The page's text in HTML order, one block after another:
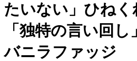
たいない」ひねく
「独特の言い回
バニラファッジ